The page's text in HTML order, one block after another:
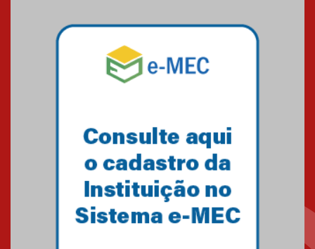
Mackenzie mobiliza campanha
solidária para apoiar famílias em
Minas Gerais
Primeiro culto do ano ressalta o
27.02.2026